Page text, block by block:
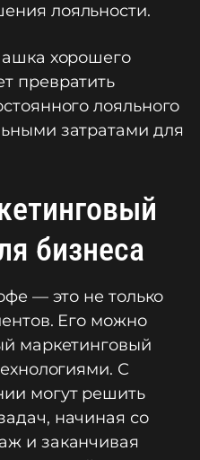
лояльности.
хорошего
превратить
лояльного
затратами для
бизнеса
— это не только
Его можно
маркетинговый
С
могут решить
начиная со
и заканчивая